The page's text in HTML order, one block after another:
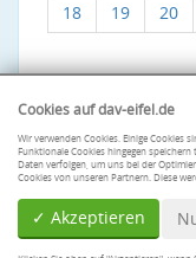
18
19 20
Cookies auf dav-eifel.de
Wir verwenden Cookies. Einige Cookies
Funktionale Cookies hingegen
Daten verfolgen, um uns bei der
Cookies von unseren Partnern. Diese
✓ Akzeptieren